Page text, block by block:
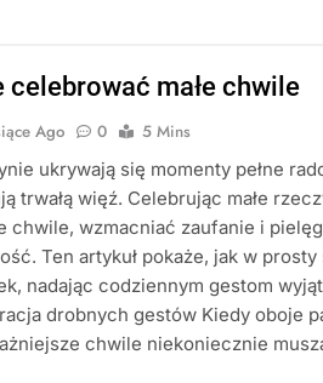
celebrować małe chwile
Ago 0
5 Mins
ukrywają się momenty pełne
trwałą więź. Celebrując małe
chwile, wzmacniać zaufanie i
Ten artykuł pokaże, jak w prosty
nadając codziennym gestom
drobnych gestów Kiedy oboje
chwile niekoniecznie